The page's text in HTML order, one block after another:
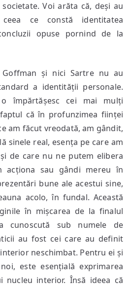
Voi arăta că, deși au
ce constă identitatea
opuse pornind de la
și nici Sartre nu au
a identității personale.
împărtășesc cei mai mulți
că în profunzimea ființei
am făcut vreodată, am gândit,
sinele real, esența pe care am
de care nu ne putem elibera
acționa sau gândi mereu în
bune ale acestui sine,
acolo, în fundal. Această
în mișcarea de la finalul
cunoscută sub numele de
au fost cei care au definit
neschimbat. Pentru ei și
este esențială exprimarea
nucleu interior. Însă ideea că